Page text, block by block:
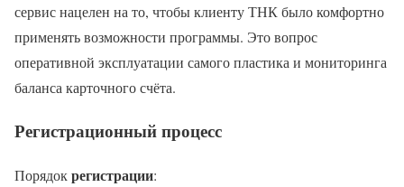
сервис нацелен на то, чтобы клиенту ТНК было комфортно
применять возможности программы. Это вопрос
оперативной эксплуатации самого пластика и мониторинга
баланса карточного счёта.
Регистрационный процесс
Порядокрегистрации: